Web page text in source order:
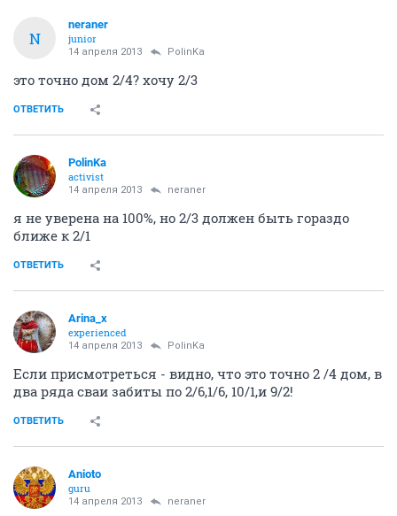
N
neraner
junior
14 апреля 2013 PolinKa
это точно дом 2/4? хочу 2/3
ОТВЕТИТЬ
PolinKa
activist
14 апреля 2013 neraner
я не уверена на 100%, но 2/3 должен быть гораздо
ближе к 2/1
ОТВЕТИТЬ
Arina_x
experienced
14 апреля 2013 PolinKa
Если присмотреться - видно, что это точно 2 /4 дом, в
два ряда сваи забиты по 2/6,1/6, 10/1,и 9/2!
ОТВЕТИТЬ
Anioto
guru
14 апреля 2013 neraner